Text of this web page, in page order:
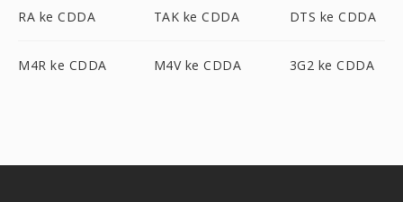
RA ke CDDA TAK ke CDDA DTS ke CDDA
M4R ke CDDA M4V ke CDDA 3G2 ke CDDA